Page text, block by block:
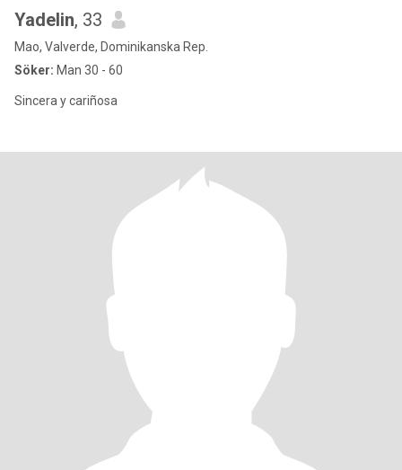
Yadelin, 33
Mao, Valverde, Dominikanska Rep.
Söker: Man 30 - 60
Sincera y cariñosa